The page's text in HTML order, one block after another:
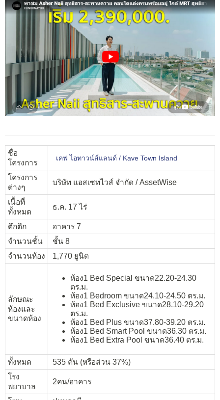
ชื่อ
โครงการ
เคฟ ไอทาวน์ส์แลนด์ / Kave Town Island
โครงการ
ต่างๆ
บริษัท แอสเซทไวส์ จำกัด / AssetWise
เนื้อที่
ทั้งหมด
ธ.ค. 17 ไร่
ตึกตึก
อาคาร 7
จำนวนชั้น
ชั้น 8
จำนวนห้อง
1,770 ยูนิต
ลักษณะ
ห้องและ
ขนาดห้อง
ห้อง1 Bed Special ขนาด22.20-24.30
ตร.ม.
ห้อง1 Bedroom ขนาด24.10-24.50 ตร.ม.
ห้อง1 Bed Exclusive ขนาด28.10-29.20
ตร.ม.
ห้อง1 Bed Plus ขนาด37.80-39.20 ตร.ม.
ห้อง1 Bed Smart Pool ขนาด36.30 ตร.ม.
ห้อง1 Bed Extra Pool ขนาด36.40 ตร.ม.
ทั้งหมด
535 คัน (หรือส่วน 37%)
โรง
พยาบาล
2คน/อาคาร